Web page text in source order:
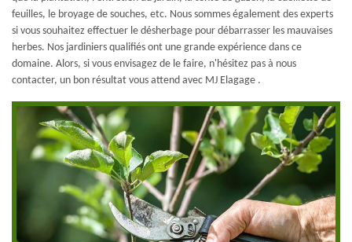
feuilles, le broyage de souches, etc. Nous sommes également des experts
si vous souhaitez effectuer le désherbage pour débarrasser les mauvaises
herbes. Nos jardiniers qualifiés ont une grande expérience dans ce
domaine. Alors, si vous envisagez de le faire, n'hésitez pas à nous
contacter, un bon résultat vous attend avec MJ Elagage .